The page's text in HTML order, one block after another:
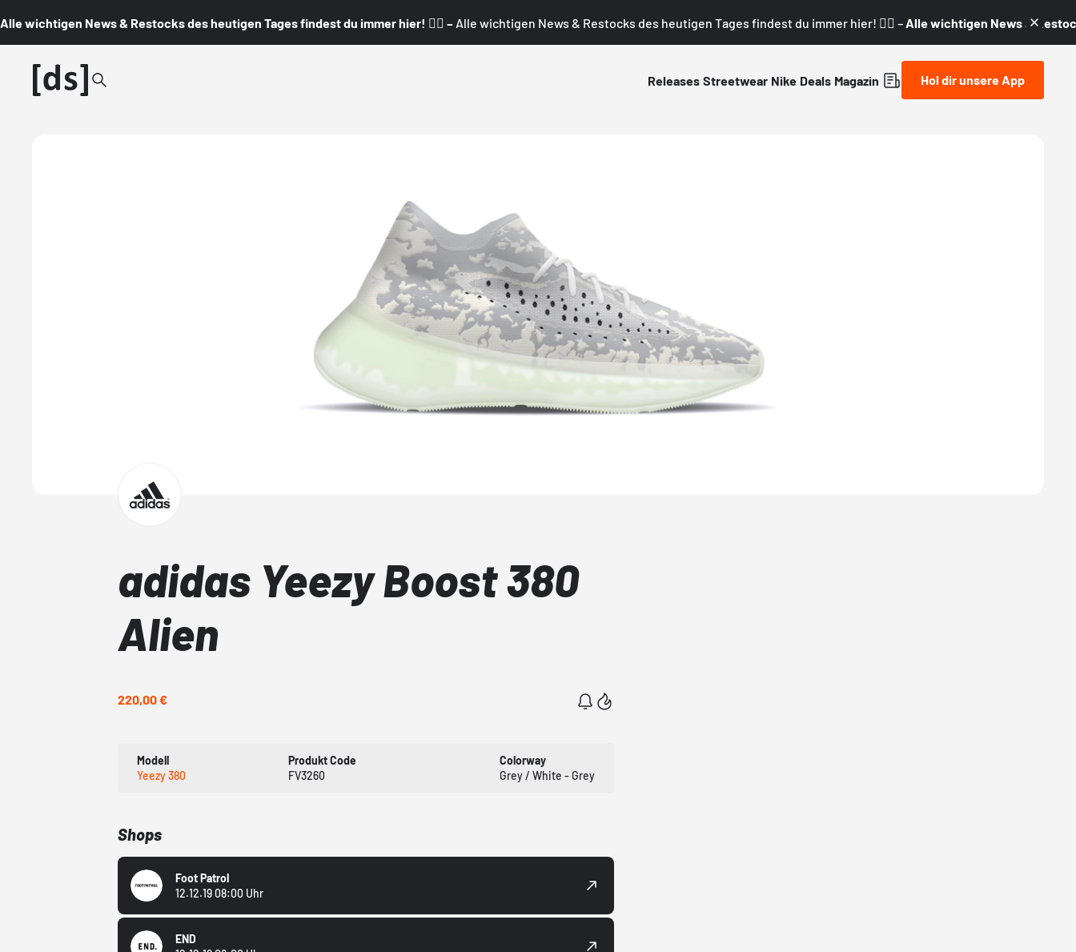
Alle wichtigen News & Restocks des heutigen Tages findest du immer hier! 👇🏼 – Alle wichtigen News & Restocks des heutigen Tages findest du immer hier! 👇🏼 – Alle wichtigen News &
Releases Streetwear Nike Deals Magazin Hol dir unsere App
adidas Yeezy Boost 380
Alien
220,00 €
Modell
Yeezy 380
Produkt Code
FV3260
Colorway
Grey / White - Grey
Shops
Foot Patrol
12.12.19 08:00 Uhr
END